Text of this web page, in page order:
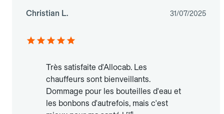
Christian L. 31/07/2025
Très satisfaite d'Allocab. Les
chauffeurs sont bienveillants.
Dommage pour les bouteilles d'eau et
les bonbons d'autrefois, mais c'est